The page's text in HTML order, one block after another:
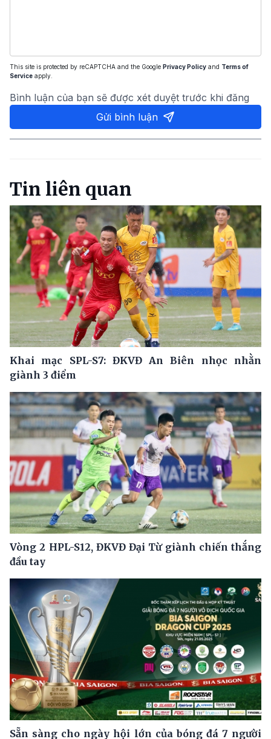
This site is protected by reCAPTCHA and the Google Privacy Policy and Terms of
Service apply.
Bình luận của bạn sẽ được xét duyệt trước khi đăng
Gửi bình luận
Tin liên quan
Khai mạc SPL-S7: ĐKVĐ An Biên nhọc nhằn
giành 3 điểm
Vòng 2 HPL-S12, ĐKVĐ Đại Từ giành chiến thắng
đầu tay
Sẵn sàng cho ngày hội lớn của bóng đá 7 người